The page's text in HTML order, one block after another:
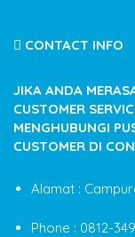
CONTACT INFO
JIKA ANDA
CUSTOMER
MENGHUBUNGI
CUSTOMER DI
Alamat :
Phone : 0812-